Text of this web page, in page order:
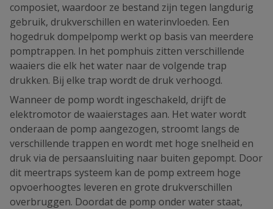
composiet, waardoor ze bestand zijn tegen langdurig
gebruik, drukverschillen en waterinvloeden. Een
hogedruk dompelpomp werkt op basis van meerdere
pomptrappen. In het pomphuis zitten verschillende
waaiers die elk het water naar de volgende trap
drukken. Bij elke trap wordt de druk verhoogd.
Wanneer de pomp wordt ingeschakeld, drijft de
elektromotor de waaierstages aan. Het water wordt
onderaan de pomp aangezogen, stroomt langs de
verschillende trappen en wordt met hoge snelheid en
druk via de persaansluiting naar buiten gepompt. Door
dit meertraps systeem kan de pomp extreem hoge
opvoerhoogtes leveren en grote drukverschillen
overbruggen. Doordat de pomp onder water staat,